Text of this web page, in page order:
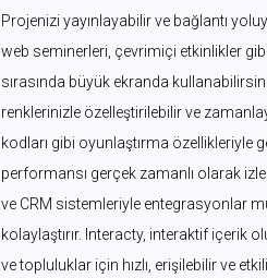
Projenizi yayınlayabilir ve bağlantı
web seminerleri, çevrimiçi etkinlikler
sırasında büyük ekranda
renklerinizle özelleştirilebilir ve
kodları gibi oyunlaştırma özellikleriyle
performansı gerçek zamanlı olarak
ve CRM sistemleriyle entegrasyonlar
kolaylaştırır. Interacty, interaktif içerik
ve topluluklar için hızlı, erişilebilir ve